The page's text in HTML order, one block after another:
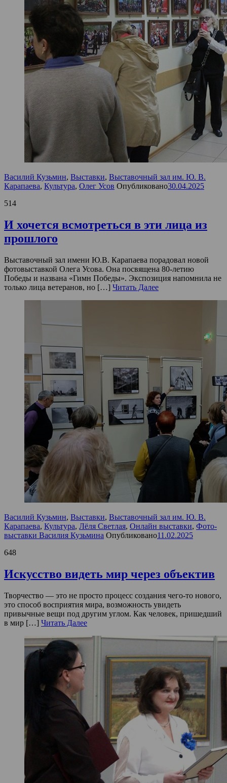
Василий Кузьмин, Выставки, Выставочный зал им. Ю. В.
Карапаева, Культура, Олег Усов Опубликовано30.04.2025
514
И хочется всмотреться в эти лица из
прошлого
Выставочный зал имени Ю.В. Карапаева порадовал новой
фотовыставкой Олега Усова. Она посвящена 80-летию
Победы и названа «Гимн Победы». Экспозиция напомнила не
только лица ветеранов, но […] Читать Далее
Василий Кузьмин, Выставки, Выставочный зал им. Ю. В.
Карапаева, Культура, Лёля Светлая, Онлайн выставки, Фото-
выставки Василия Кузьмина Опубликовано11.02.2025
648
Искусство видеть мир через объектив
Творчество — это не просто процесс создания чего-то нового,
это способ восприятия мира, возможность увидеть
привычные вещи под другим углом. Как человек, пришедший
в мир […] Читать Далее